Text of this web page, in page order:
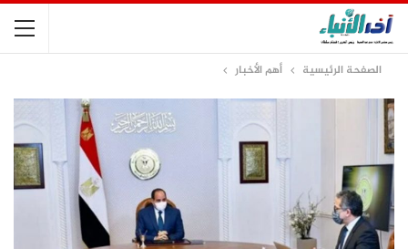
الصفحة الرئيسية أهم الأخبار